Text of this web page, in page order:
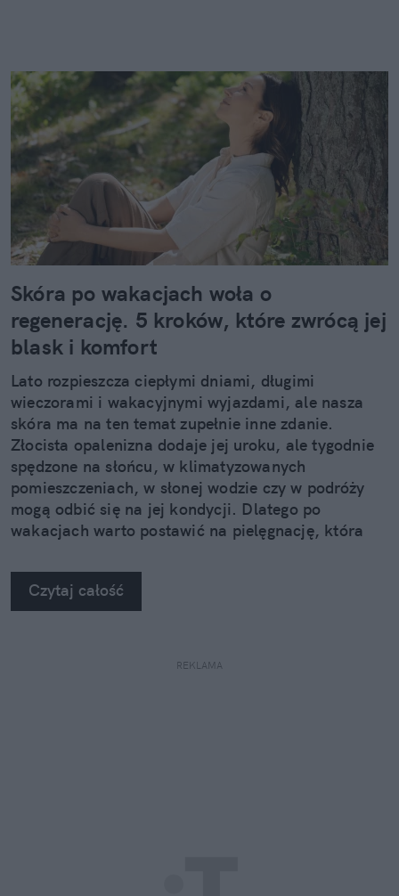
Skóra po wakacjach woła o
regenerację. 5 kroków, które zwrócą jej
blask i komfort
Lato rozpieszcza ciepłymi dniami, długimi
wieczorami i wakacyjnymi wyjazdami, ale nasza
skóra ma na ten temat zupełnie inne zdanie.
Złocista opalenizna dodaje jej uroku, ale tygodnie
spędzone na słońcu, w klimatyzowanych
pomieszczeniach, w słonej wodzie czy w podróży
mogą odbić się na jej kondycji. Dlatego po
wakacjach warto postawić na pielęgnację, która
jak pięć kosmetyków z linii Neuro Adapt marki
Clochee może pomóc skórze odzyskać równowagę.
Czytaj całość
REKLAMA